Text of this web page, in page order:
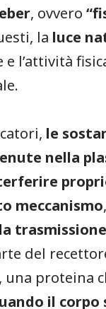
, ovvero
la luce
e l’attività
le
nella
meccanismo
del
una proteina
il corpo